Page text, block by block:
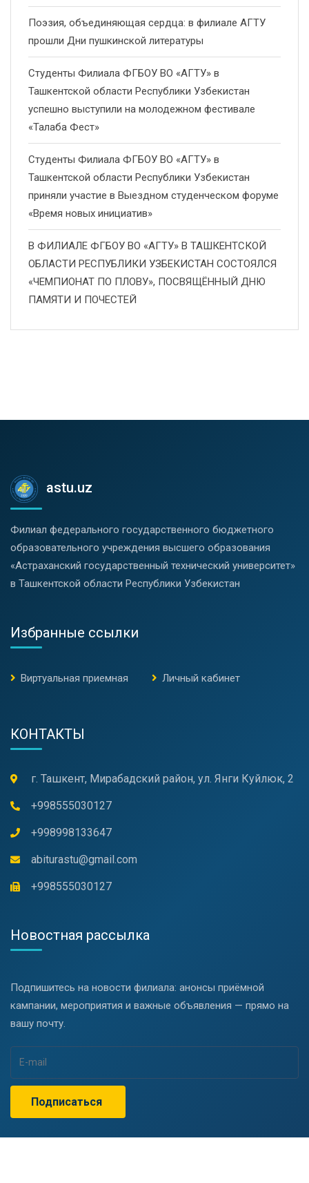
Поэзия, объединяющая сердца: в филиале АГТУ
прошли Дни пушкинской литературы
Студенты Филиала ФГБОУ ВО «АГТУ» в
Ташкентской области Республики Узбекистан
успешно выступили на молодежном фестивале
«Талаба Фест»
Студенты Филиала ФГБОУ ВО «АГТУ» в
Ташкентской области Республики Узбекистан
приняли участие в Выездном студенческом форуме
«Время новых инициатив»
В ФИЛИАЛЕ ФГБОУ ВО «АГТУ» В ТАШКЕНТСКОЙ
ОБЛАСТИ РЕСПУБЛИКИ УЗБЕКИСТАН СОСТОЯЛСЯ
«ЧЕМПИОНАТ ПО ПЛОВУ», ПОСВЯЩЁННЫЙ ДНЮ
ПАМЯТИ И ПОЧЕСТЕЙ
astu.uz
Филиал федерального государственного бюджетного
образовательного учреждения высшего образования
«Астраханский государственный технический университет»
в Ташкентской области Республики Узбекистан
Избранные ссылки
Виртуальная приемная Личный кабинет
КОНТАКТЫ
г. Ташкент, Мирабадский район, ул. Янги Куйлюк, 2
+998555030127
+998998133647
abiturastu@gmail.com
+998555030127
Новостная рассылка
Подпишитесь на новости филиала: анонсы приёмной
кампании, мероприятия и важные объявления — прямо на
вашу почту.